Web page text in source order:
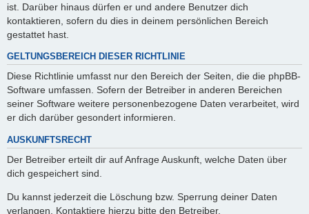
ist. Darüber hinaus dürfen er und andere Benutzer dich
kontaktieren, sofern du dies in deinem persönlichen Bereich
gestattet hast.
GELTUNGSBEREICH DIESER RICHTLINIE
Diese Richtlinie umfasst nur den Bereich der Seiten, die die phpBB-
Software umfassen. Sofern der Betreiber in anderen Bereichen
seiner Software weitere personenbezogene Daten verarbeitet, wird
er dich darüber gesondert informieren.
AUSKUNFTSRECHT
Der Betreiber erteilt dir auf Anfrage Auskunft, welche Daten über
dich gespeichert sind.
Du kannst jederzeit die Löschung bzw. Sperrung deiner Daten
verlangen. Kontaktiere hierzu bitte den Betreiber.